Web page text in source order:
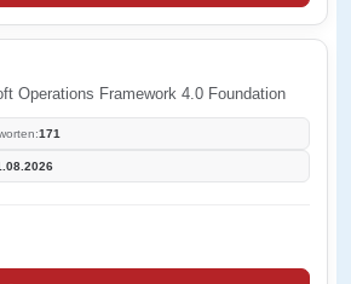
Operations Framework 4.0 Foundation
171